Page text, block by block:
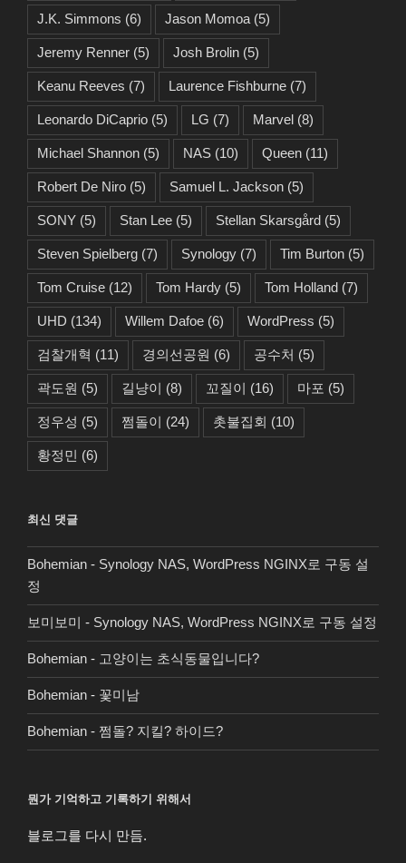
J.K. Simmons (6) Jason Momoa (5)
Jeremy Renner (5) Josh Brolin (5)
Keanu Reeves (7) Laurence Fishburne (7)
Leonardo DiCaprio (5) LG (7) Marvel (8)
Michael Shannon (5) NAS (10) Queen (11)
Robert De Niro (5) Samuel L. Jackson (5)
SONY (5) Stan Lee (5) Stellan Skarsgård (5)
Steven Spielberg (7) Synology (7) Tim Burton (5)
Tom Cruise (12) Tom Hardy (5) Tom Holland (7)
UHD (134) Willem Dafoe (6) WordPress (5)
검찰개혁 (11) 경의선공원 (6) 공수처 (5)
곽도원 (5) 길냥이 (8) 꼬질이 (16) 마포 (5)
정우성 (5) 쩜돌이 (24) 촛불집회 (10)
황정민 (6)
최신 댓글
Bohemian - Synology NAS, WordPress NGINX로 구동 설
정
보미보미 - Synology NAS, WordPress NGINX로 구동 설정
Bohemian - 고양이는 초식동물입니다?
Bohemian - 꽃미남
Bohemian - 쩜돌? 지킬? 하이드?
뭔가 기억하고 기록하기 위해서
블로그를 다시 만듬.